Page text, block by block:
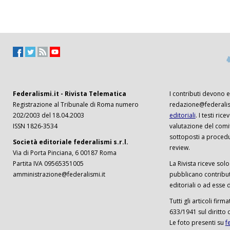
Federalismi.it - Rivista Telematica
Registrazione al Tribunale di Roma numero
202/2003 del 18.04.2003
ISSN 1826-3534
Società editoriale federalismi s.r.l.
Via di Porta Pinciana, 6 00187 Roma
Partita IVA 09565351005
amministrazione@federalismi.it
I contributi devono
editoriali. I testi
valutazione del
sottoposti a
review.
La Rivista riceve
pubblicano
editoriali o ad esse
Tutti gli articoli
633/1941 sul diritto
Le foto presenti su